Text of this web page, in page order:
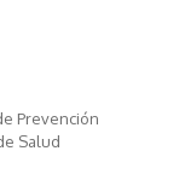
Prevención
Salud